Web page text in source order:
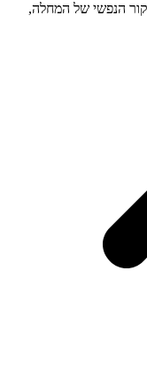
הנפשי של המחלה,